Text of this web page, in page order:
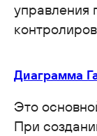
управления
Диаграмма
Это
При